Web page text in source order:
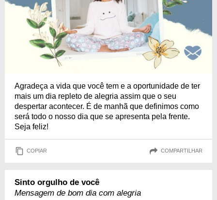
Agradeça a vida que você tem e a oportunidade de ter
mais um dia repleto de alegria assim que o seu
despertar acontecer. É de manhã que definimos como
será todo o nosso dia que se apresenta pela frente.
Seja feliz!
COPIAR COMPARTILHAR
Sinto orgulho de você
Mensagem de bom dia com alegria